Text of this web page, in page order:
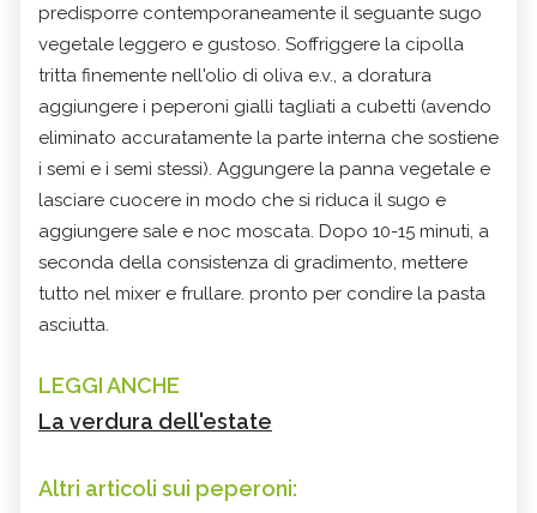
predisporre contemporaneamente il seguante sugo
vegetale leggero e gustoso. Soffriggere la cipolla
tritta finemente nell'olio di oliva e.v., a doratura
aggiungere i peperoni gialli tagliati a cubetti (avendo
eliminato accuratamente la parte interna che sostiene
i semi e i semi stessi). Aggungere la panna vegetale e
lasciare cuocere in modo che si riduca il sugo e
aggiungere sale e noc moscata. Dopo 10-15 minuti, a
seconda della consistenza di gradimento, mettere
tutto nel mixer e frullare. pronto per condire la pasta
asciutta.
LEGGI ANCHE
La verdura dell'estate
Altri articoli sui peperoni: